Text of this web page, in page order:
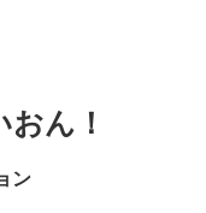
ん！
ン